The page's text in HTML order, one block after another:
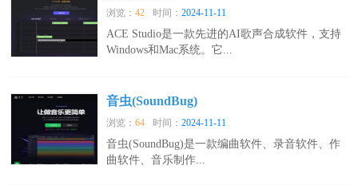
浏览：42 时间：2024-11-11
ACE Studio是一款先进的AI歌声合成软件，支持
Windows和Mac系统。它...
音虫(SoundBug)
浏览：64 时间：2024-11-11
音虫(SoundBug)是一款编曲软件、录音软件、作
曲软件、音乐制作...